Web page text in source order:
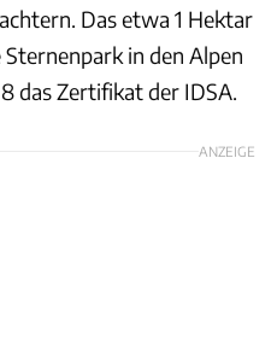
Das etwa 1 Hektar
in den Alpen
das Zertifikat der IDSA.
ANZEIGE